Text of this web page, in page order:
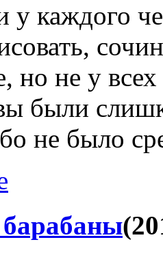
у каждого
но не у
были
не было